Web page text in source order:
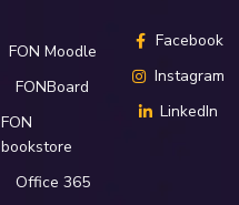
FON Moodle
FONBoard
FON
bookstore
Office 365
Facebook
Instagram
LinkedIn